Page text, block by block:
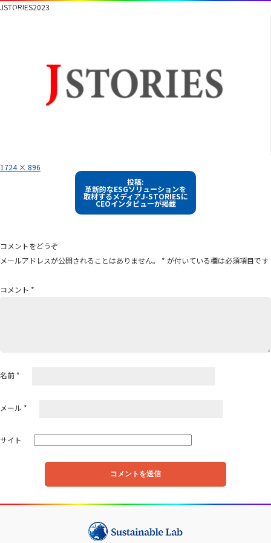
JSTORIES2023
フ
ル
1724 × 896
ー
シ
ン
投稿:
革新的なESGソリューションを
取材するメディアJ-STORIESに
CEOインタビューが掲載
コメントをどうぞ
メールアドレスが公開されることはありません。
* が付いている欄は必須項目です
コメント *
名前 *
メール *
サイト